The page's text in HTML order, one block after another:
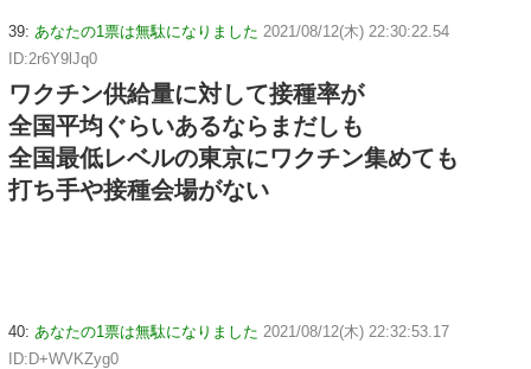
39: あなたの1票は無駄になりました 2021/08/12(木) 22:30:22.54
ID:2r6Y9lJq0
ワクチン供給量に対して接種率が
全国平均ぐらいあるならまだしも
全国最低レベルの東京にワクチン集めても
打ち手や接種会場がない
40: あなたの1票は無駄になりました 2021/08/12(木) 22:32:53.17
ID:D+WVKZyg0